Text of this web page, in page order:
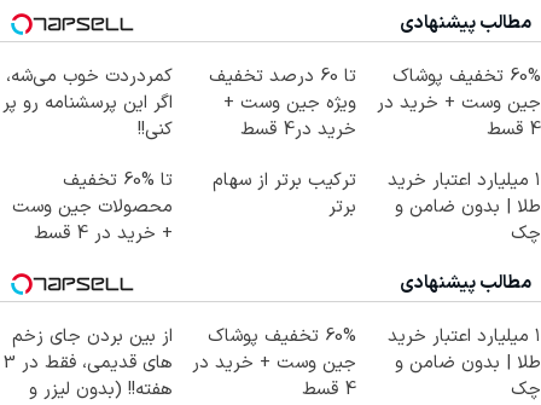
مطالب پیشنهادی
60% تخفیف پوشاک
جین وست + خرید در
4 قسط
تا 60 درصد تخفیف
ویژه جین وست +
خرید در4 قسط
کمردردت خوب می‌شه،
اگر این پرسشنامه رو پر
کنی!!
۱ میلیارد اعتبار خرید
طلا | بدون ضامن و
چک
ترکیب برتر از سهام
برتر
تا %60 تخفیف
محصولات جین وست
+ خرید در 4 قسط
مطالب پیشنهادی
۱ میلیارد اعتبار خرید
طلا | بدون ضامن و
چک
60% تخفیف پوشاک
جین وست + خرید در
4 قسط
از بین بردن جای زخم
های قدیمی، فقط در 3
هفته!! (بدون لیزر و